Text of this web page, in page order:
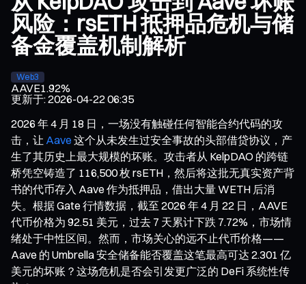
风险：rsETH 抵押品危机与储
备金覆盖机制解析
Web3
AAVE1.92%
更新于:2026-04-22 06:35
2026 年 4 月 18 日，一场没有触碰任何智能合约代码的攻
击，让 Aave 这个从未发生过安全事故的头部借贷协议，产
生了其历史上最大规模的坏账。攻击者从 KelpDAO 的跨链
桥凭空铸造了 116,500 枚 rsETH，然后将这批无真实资产背
书的代币存入 Aave 作为抵押品，借出大量 WETH 后消
失。根据 Gate 行情数据，截至 2026 年 4 月 22 日，AAVE
代币价格为 92.51 美元，过去 7 天累计下跌 7.72%，市场情
绪处于中性区间。然而，市场关心的远不止代币价格——
Aave 的 Umbrella 安全储备能否覆盖这笔最高可达 2.301 亿
美元的坏账？这场危机是否会引发更广泛的 DeFi 系统性传